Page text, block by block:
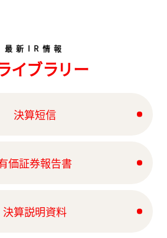
最新IR情報
イブラリー
決算短信
価証券報告書
決算説明資料